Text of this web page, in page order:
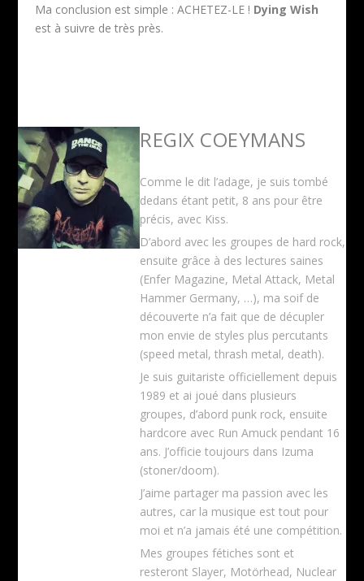
Ma conclusion est simple : ACHETEZ-LE ! Dying Wish
est à suivre de très près.
REGIX COEYMANS
Comme le dit l’adage, je suis tombé
dedans étant petit, 8 ans pour être
précis, avec Kiss.
D’abord avec les groupes de hard rock,
ensuite grâce à des lectures saines
(Enfer Magazine, Metal Attack, Metal
Hammer Germany, …), ma soif de
découverte n’a fait que de décupler
mon envie de styles plus percutants
(speed metal, thrash metal, death).
Je suis guitariste officiellement depuis
1989 et ai joué dans plusieurs
groupes, d’abord punk rock, ensuite
hardcore avec Run Amuck pendant 16
ans. J’officie toujours dans Izuma
(stoner/doom).
J’aime partager ma passion avec les
autres, car la musique est tout pour
moi et n’a jamais été une compétition.
Mes groupes fétiches sont et
resteront Slayer, Motörhead, Nuclear